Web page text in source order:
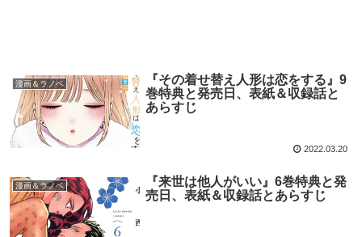
漫画＆ラノベ
『その着せ替え人形は恋をする』9
巻特典と発売日、表紙＆収録話と
あらすじ
2022.03.20
漫画＆ラノベ
『来世は他人がいい』6巻特典と発
売日、表紙＆収録話とあらすじ